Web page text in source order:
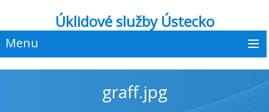
Úklidové služby Ústecko
Menu
graff.jpg